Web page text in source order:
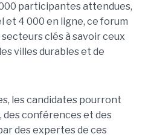
participantes attendues,
et 4 000 en ligne, ce forum
clés à savoir ceux
villes durables et de
les candidates pourront
conférences et des
des expertes de ces